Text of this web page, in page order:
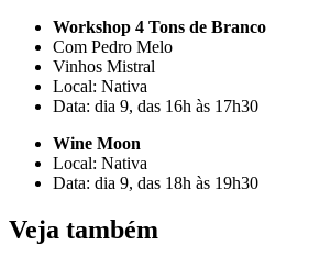
Workshop 4 Tons de Branco
Com Pedro Melo
Vinhos Mistral
Local: Nativa
Data: dia 9, das 16h às 17h30
Wine Moon
Local: Nativa
Data: dia 9, das 18h às 19h30
Veja também